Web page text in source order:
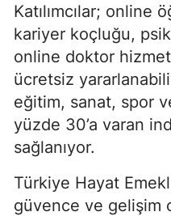
Katılımcılar; online
kariyer koçluğu,
online doktor
ücretsiz
eğitim, sanat, spor
yüzde 30’a varan
sağlanıyor.
Türkiye Hayat
güvence ve gelişim